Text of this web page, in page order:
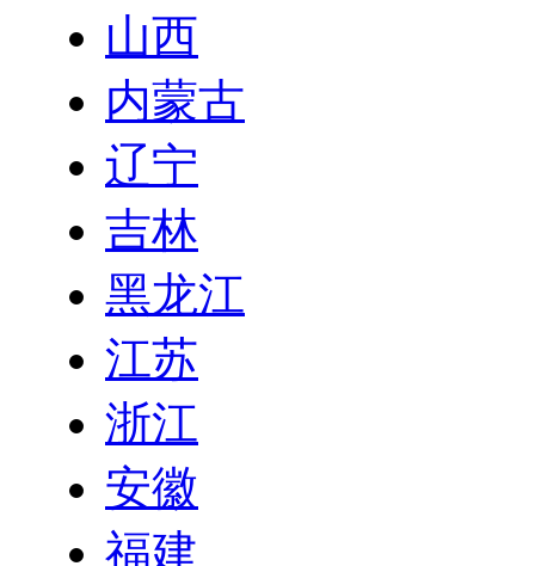
山西
内蒙古
辽宁
吉林
黑龙江
江苏
浙江
安徽
福建